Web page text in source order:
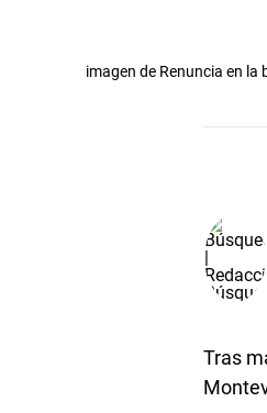
imagen de Renuncia en la
Tras